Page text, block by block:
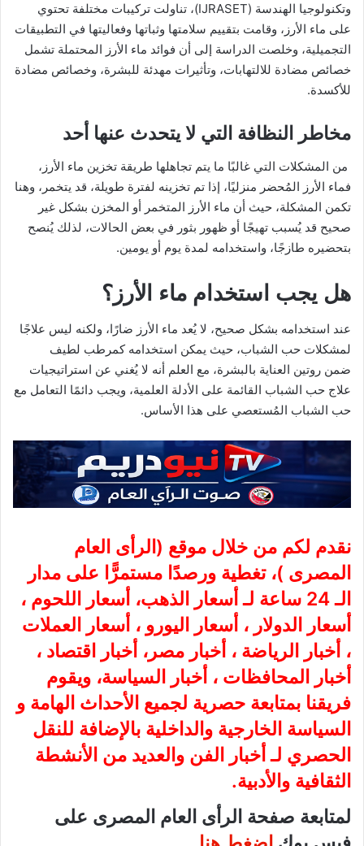
وتكنولوجيا الهندسة (IJRASET)، تناولت تركيبات مختلفة تحتوي
على ماء الأرز، وقامت بتقييم سلامتها وثباتها وفعاليتها في التطبيقات
التجميلية، وخلصت الدراسة إلى أن فوائد ماء الأرز المحتملة تشمل
خصائص مضادة للالتهابات، وتأثيرات مهدئة للبشرة، وخصائص مضادة
للأكسدة.
مخاطر النظافة التي لا يتحدث عنها أحد
من المشكلات التي غالبًا ما يتم تجاهلها طريقة تخزين ماء الأرز،
فماء الأرز المُحضر منزليًا، إذا تم تخزينه لفترة طويلة، قد يتخمر، وهنا
تكمن المشكلة، حيث أن ماء الأرز المتخمر أو المخزن بشكل غير
صحيح قد يُسبب تهيجًا أو ظهور بثور في بعض الحالات، لذلك يُنصح
بتحضيره طازجًا، واستخدامه لمدة يوم أو يومين.
هل يجب استخدام ماء الأرز؟
عند استخدامه بشكل صحيح، لا يُعد ماء الأرز ضارًا، ولكنه ليس علاجًا
لمشكلات حب الشباب، حيث يمكن استخدامه كمرطب لطيف
ضمن روتين العناية بالبشرة، مع العلم أنه لا يُغني عن استراتيجيات
علاج حب الشباب القائمة على الأدلة العلمية، ويجب دائمًا التعامل مع
حب الشباب المُستعصي على هذا الأساس.
نقدم لكم من خلال موقع ( الرأى العام
المصرى )، تغطية ورصدًا مستمرًّا على مدار
الـ 24 ساعة لـ أسعار الذهب، أسعار اللحوم ،
أسعار الدولار ، أسعار اليورو ، أسعار العملات
، أخبار الرياضة ، أخبار مصر، أخبار اقتصاد ،
أخبار المحافظات ، أخبار السياسة، ويقوم
فريقنا بمتابعة حصرية لجميع الأحداث الهامة و
السياسة الخارجية والداخلية بالإضافة للنقل
الحصري لـ أخبار الفن والعديد من الأنشطة
الثقافية والأدبية.
لمتابعة صفحة الرأى العام المصرى على